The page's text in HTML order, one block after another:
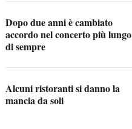
Dopo due anni è cambiato
accordo nel concerto più lungo
di sempre
Alcuni ristoranti si danno la
mancia da soli